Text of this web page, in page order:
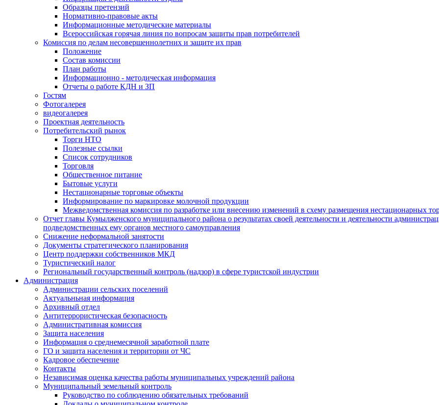
Образцы претензий
Нормативно-правовые акты
Информационные методические материалы
Всероссийская горячая линия по вопросам защиты прав потребителей
Комиссия по делам несовершеннолетних и защите их прав
Положение
Состав комиссии
План работы
Информационно - методическая информация
Отчеты о работе КДН и ЗП
Гостям
Фотогалерея
видеогалерея
Проектная деятельность
Потребительский рынок
Торги НТО
Полезные ссылки
Список сотрудников
Торговля
Общественное питание
Бытовые услуги
Нестационарные торговые объекты
Информирование по маркировке молочной продукции
Межведомственная комиссия по разработке или внесению изменений в схему размещения нестационарных
Отчет главы Кумылженского муниципального района о результатах своей деятельности и деятельности
подведомственных ему органов местного самоуправления
Снижение неформальной занятости
Документы стратегического планирования
Центр поддержки собственников МКД
Туристический налог
Региональный государственный контроль (надзор) в сфере туристской индустрии
Администрация
Администрации сельских поселений
Актуальньная информация
Архивный отдел
Антитеррористическая безопасность
Административная комиссия
Защита населения
Информация о среднемесячной заработной плате
ГО и защита населения и территории от ЧС
Кадровое обеспечение
Контакты
Независимая оценка качества работы муниципальных учреждений района
Муниципальный земельный контроль
Руководство по соблюдению обязательных требований